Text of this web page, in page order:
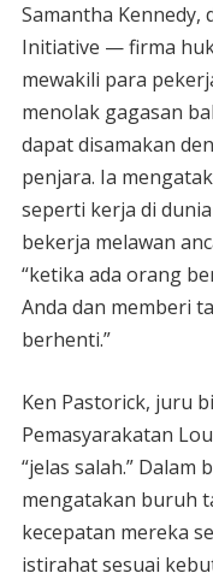
Samantha Kennedy,
Initiative — firma
mewakili para
menolak gagasan
dapat disamakan
penjara. Ia
seperti kerja di
bekerja melawan
“ketika ada orang
Anda dan memberi
berhenti.”
Ken Pastorick, juru
Pemasyarakatan
“jelas salah.”
mengatakan buruh
kecepatan mereka
istirahat sesuai